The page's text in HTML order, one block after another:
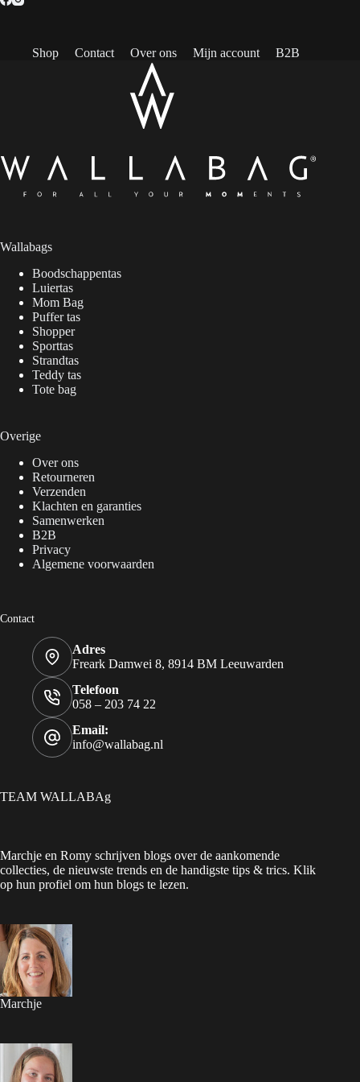
Shop Contact Over ons Mijn account B2B
Wallabags
Boodschappentas
Luiertas
Mom Bag
Puffer tas
Shopper
Sporttas
Strandtas
Teddy tas
Tote bag
Overige
Over ons
Retourneren
Verzenden
Klachten en garanties
Samenwerken
B2B
Privacy
Algemene voorwaarden
Contact
Adres
Freark Damwei 8, 8914 BM Leeuwarden
Telefoon
058 – 203 74 22
Email:
info@wallabag.nl
TEAM WALLABAg
Marchje en Romy schrijven blogs over de aankomende
collecties, de nieuwste trends en de handigste tips & trics. Klik
op hun profiel om hun blogs te lezen.
Marchje